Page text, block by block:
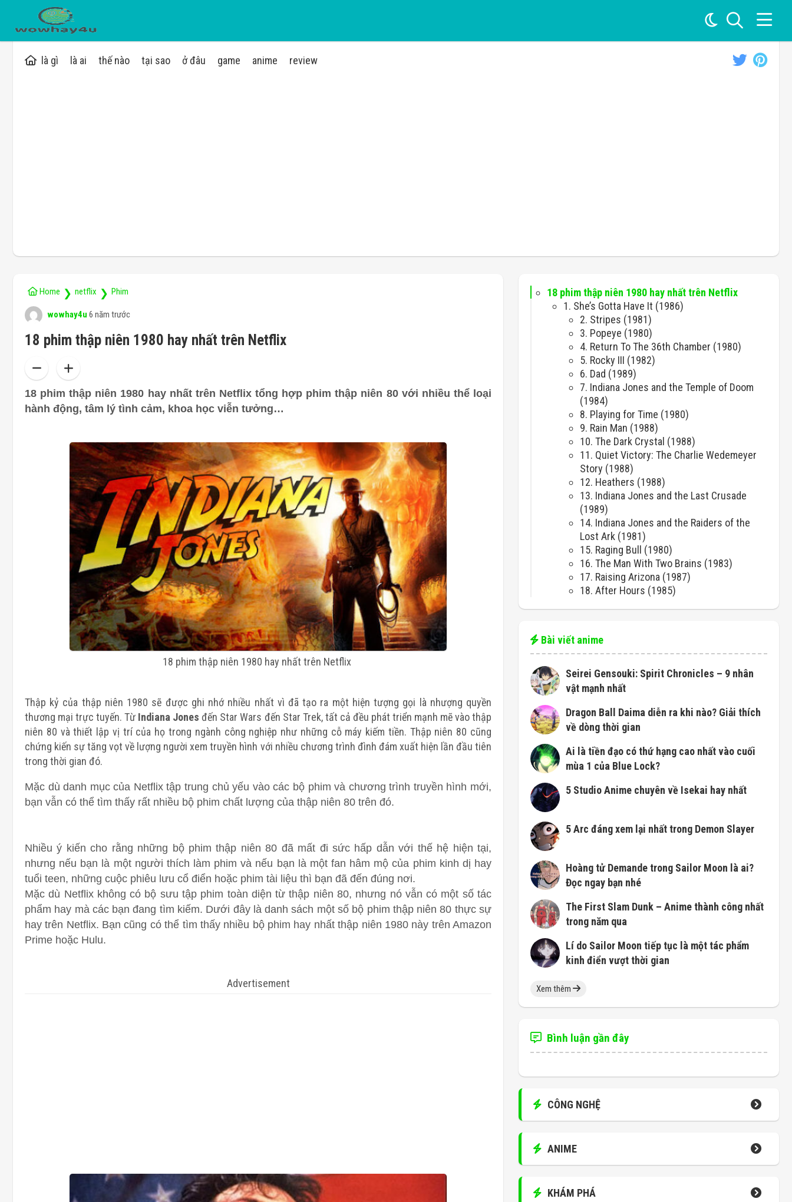
là gì là ai thế nào tại sao ở đâu game anime review
Home ❯ netflix ❯ Phim
wowhay4u 6 năm trước
18 phim thập niên 1980 hay nhất trên Netflix
18 phim thập niên 1980 hay nhất trên Netflix tổng hợp phim thập niên 80 với nhiều thể loại
hành động, tâm lý tình cảm, khoa học viễn tưởng…
18 phim thập niên 1980 hay nhất trên Netflix
Thập kỷ của thập niên 1980 sẽ được ghi nhớ nhiều nhất vì đã tạo ra một hiện tượng gọi là nhượng quyền
thương mại trực tuyến. Từ Indiana Jonesđến Star Wars đến Star Trek, tất cả đều phát triển mạnh mẽ vào thập
niên 80 và thiết lập vị trí của họ trong ngành công nghiệp như những cỗ máy kiếm tiền. Thập niên 80 cũng
chứng kiến ​​sự tăng vọt về lượng người xem truyền hình với nhiều chương trình đình đám xuất hiện lần đầu tiên
trong thời gian đó.
Mặc dù danh mục của Netflix tập trung chủ yếu vào các bộ phim và chương trình truyền hình mới,
bạn vẫn có thể tìm thấy rất nhiều bộ phim chất lượng của thập niên 80 trên đó.
Nhiều ý kiến ​​cho rằng những bộ phim thập niên 80 đã mất đi sức hấp dẫn với thế hệ hiện tại,
nhưng nếu bạn là một người thích làm phim và nếu bạn là một fan hâm mộ của phim kinh dị hay
tuổi teen, những cuộc phiêu lưu cổ điển hoặc phim tài liệu thì bạn đã đến đúng nơi.
Mặc dù Netflix không có bộ sưu tập phim toàn diện từ thập niên 80, nhưng nó vẫn có một số tác
phẩm hay mà các bạn đang tìm kiếm. Dưới đây là danh sách một số bộ phim thập niên 80 thực sự
hay trên Netflix. Bạn cũng có thể tìm thấy nhiều bộ phim hay nhất thập niên 1980 này trên Amazon
Prime hoặc Hulu.
Advertisement
18 phim thập niên 1980 hay nhất trên Netflix
1. She’s Gotta Have It (1986)
2. Stripes (1981)
3. Popeye (1980)
4. Return To The 36th Chamber (1980)
5. Rocky III (1982)
6. Dad (1989)
7. Indiana Jones and the Temple of Doom
(1984)
8. Playing for Time (1980)
9. Rain Man (1988)
10. The Dark Crystal (1988)
11. Quiet Victory: The Charlie Wedemeyer
Story (1988)
12. Heathers (1988)
13. Indiana Jones and the Last Crusade
(1989)
14. Indiana Jones and the Raiders of the
Lost Ark (1981)
15. Raging Bull (1980)
16. The Man With Two Brains (1983)
17. Raising Arizona (1987)
18. After Hours (1985)
Bài viết anime
Seirei Gensouki: Spirit Chronicles – 9 nhân
vật mạnh nhất
Dragon Ball Daima diễn ra khi nào? Giải thích
về dòng thời gian
Ai là tiền đạo có thứ hạng cao nhất vào cuối
mùa 1 của Blue Lock?
5 Studio Anime chuyên về Isekai hay nhất
5 Arc đáng xem lại nhất trong Demon Slayer
Hoàng tử Demande trong Sailor Moon là ai?
Đọc ngay bạn nhé
The First Slam Dunk – Anime thành công nhất
trong năm qua
Lí do Sailor Moon tiếp tục là một tác phẩm
kinh điển vượt thời gian
Xem thêm
Bình luận gần đây
CÔNG NGHỆ
ANIME
KHÁM PHÁ